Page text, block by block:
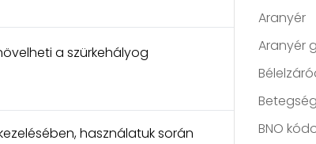
a szürkehályog
használatuk során
Aranyér
Aranyér
BNO